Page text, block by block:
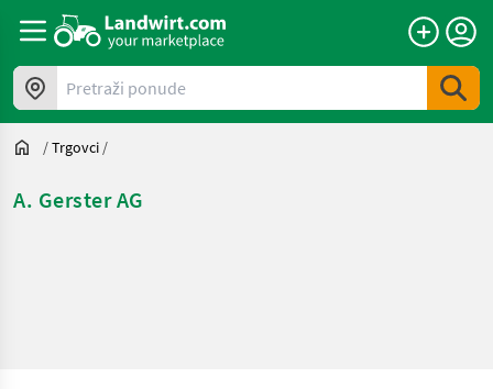
Pretraži ponude
/Trgovci /
A. Gerster AG